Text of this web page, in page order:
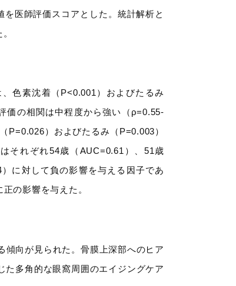
医師評価スコアとした。統計解析と
色素沈着（P<0.001）およびたるみ
価の相関は中程度から強い（ρ=0.55-
P=0.026）およびたるみ（P=0.003）
それぞれ54歳（AUC=0.61）、51歳
に対して負の影響を与える因子であ
の影響を与えた。
向が見られた。骨膜上深部へのヒア
た多角的な眼窩周囲のエイジングケア